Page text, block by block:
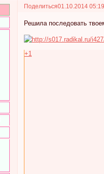
Поделиться01.10.2014
Решила последовать
+1